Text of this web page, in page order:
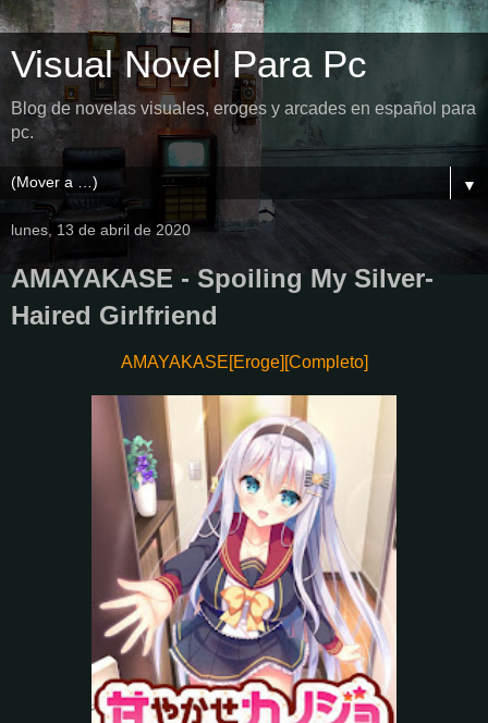
Visual Novel Para Pc
Blog de novelas visuales, eroges y arcades en español para
pc.
▼
lunes, 13 de abril de 2020
AMAYAKASE - Spoiling My Silver-
Haired Girlfriend
AMAYAKASE[Eroge][Completo]